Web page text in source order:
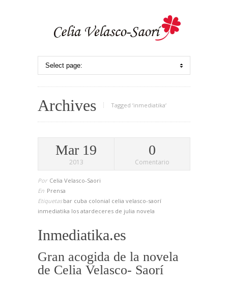
Archives Tagged ‘inmediatika‘
Mar 19
2013
0
Comentario
Por Celia Velasco-Saori
En Prensa
Etiquetas bar cuba colonial celia velasco-saorí
inmediatika los atardeceres de julia novela
Inmediatika.es
Gran acogida de la novela
de Celia Velasco- Saorí